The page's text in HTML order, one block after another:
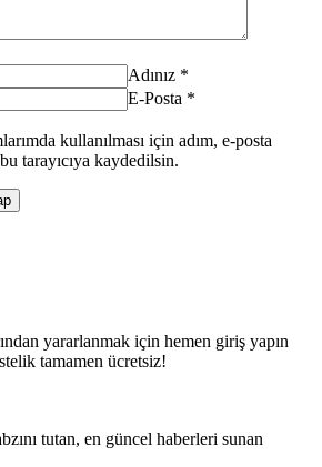
Adınız *
E-Posta *
kullanılması için adım, e-posta
tarayıcıya kaydedilsin.
yararlanmak için hemen giriş yapın
tamamen ücretsiz!
tutan, en güncel haberleri sunan